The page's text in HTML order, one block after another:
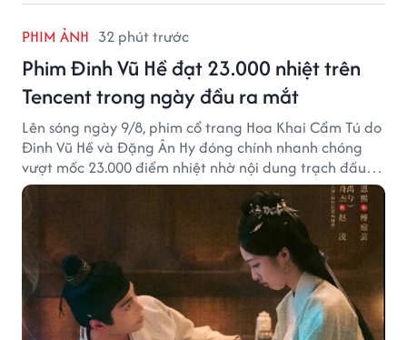
PHIM ẢNH 32 phút trước
Phim Đinh Vũ Hề đạt 23.000 nhiệt trên
Tencent trong ngày đầu ra mắt
Lên sóng ngày 9/8, phim cổ trang Hoa Khai Cẩm Tú do
Đinh Vũ Hề và Đặng Ân Hy đóng chính nhanh chóng
vượt mốc 23.000 điểm nhiệt nhờ nội dung trạch đấu
cuốn hút.